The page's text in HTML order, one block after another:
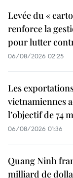
Levée du «
renforce la
pour lutter
06/08/2026 02:25
Les
vietnamiennes
l’objectif de 74
06/08/2026 01:36
Quang Ninh
milliard de